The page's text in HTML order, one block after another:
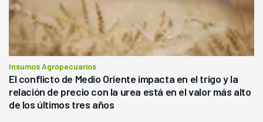
Insumos Agropecuarios
El conflicto de Medio Oriente impacta en el trigo y la
relación de precio con la urea está en el valor más alto
de los últimos tres años